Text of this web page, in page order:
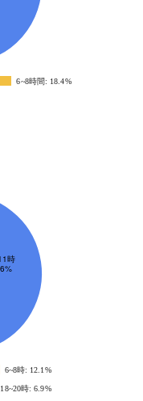
6~8時間: 18.4%
6~8時: 12.1%
18~20時: 6.9%